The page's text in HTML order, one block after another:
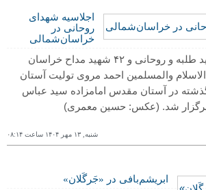
اجلاسیه شهدای
روحانی در
خراسان‌شمالی
دومین اجلاسیه ۸۹ شهید طلبه و روحانی و ۴۲ شهید مداح خراسان
والمسلمین احمد مروی تولیت آستان
در آستان مقدس امامزاده سید عباس
شد. (عکس: حسین معمری)
شنبه, ١٣ مهر ١۴۰۴ ساعت ۰٨:١۴
ابریشم‌بافی در «جَرگَلان»